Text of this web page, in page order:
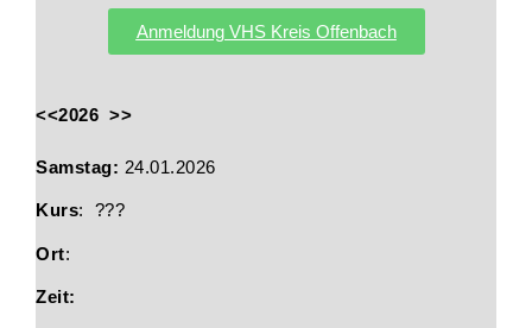
Anmeldung VHS Kreis Offenbach
<<2026 >>
Samstag: 24.01.2026
Kurs: ???
Ort:
Zeit: